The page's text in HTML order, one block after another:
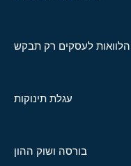
הלוואות לעסקים רק תבקש
עגלת תינוקות
בורסה ושוק ההון